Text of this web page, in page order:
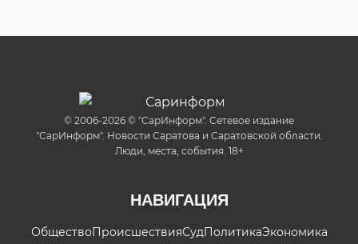
© 2006-2026 © "СарИнформ". Сетевое издание
"СарИнформ". Новости Саратова и Саратовской области.
Люди, места, события. 18+
НАВИГАЦИЯ
ОбществоПроисшествияСудПолитикаЭкономика